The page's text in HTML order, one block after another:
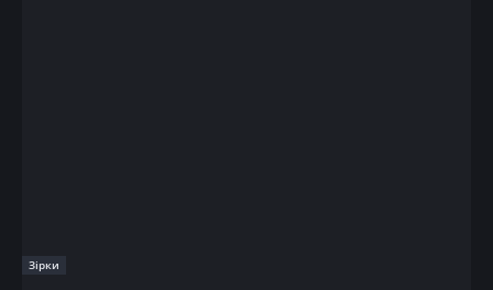
Зірки